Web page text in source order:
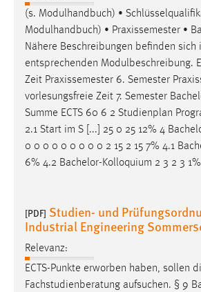
(s. Modulhandbuch) •
Modulhandbuch) • Praxissemester •
Nähere Beschreibungen befinden sich
entsprechenden Modulbeschreibung.
Zeit Praxissemester 6. Semester
vorlesungsfreie Zeit 7. Semester
Summe ECTS 60 6 2 Studienplan
2.1 Start im S [...] 25 0 25 12% 4
0 0 0 0 0 0 0 0 0 2 15 2 15 7% 4.1
6% 4.2 Bachelor-Kolloquium 2 3 2 3
[PDF] Studien- und
Industrial Engineering
Relevanz:
ECTS-Punkte erworben haben, sollen
Fachstudienberatung aufsuchen. § 9